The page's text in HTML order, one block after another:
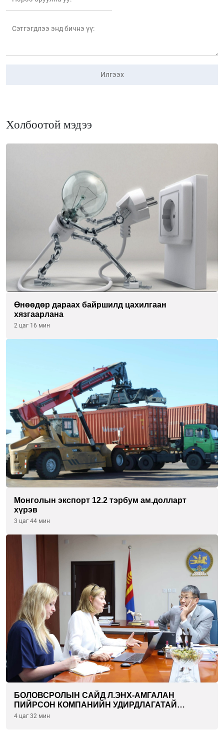
Илгээх
Холбоотой мэдээ
Өнөөдөр дараах байршилд цахилгаан
хязгаарлана
2 цаг 16 мин
Монголын экспорт 12.2 тэрбум ам.долларт
хүрэв
3 цаг 44 мин
БОЛОВСРОЛЫН САЙД Л.ЭНХ-АМГАЛАН
ПИЙРСОН КОМПАНИЙН УДИРДЛАГАТАЙ
УУЛЗЛАА
4 цаг 32 мин